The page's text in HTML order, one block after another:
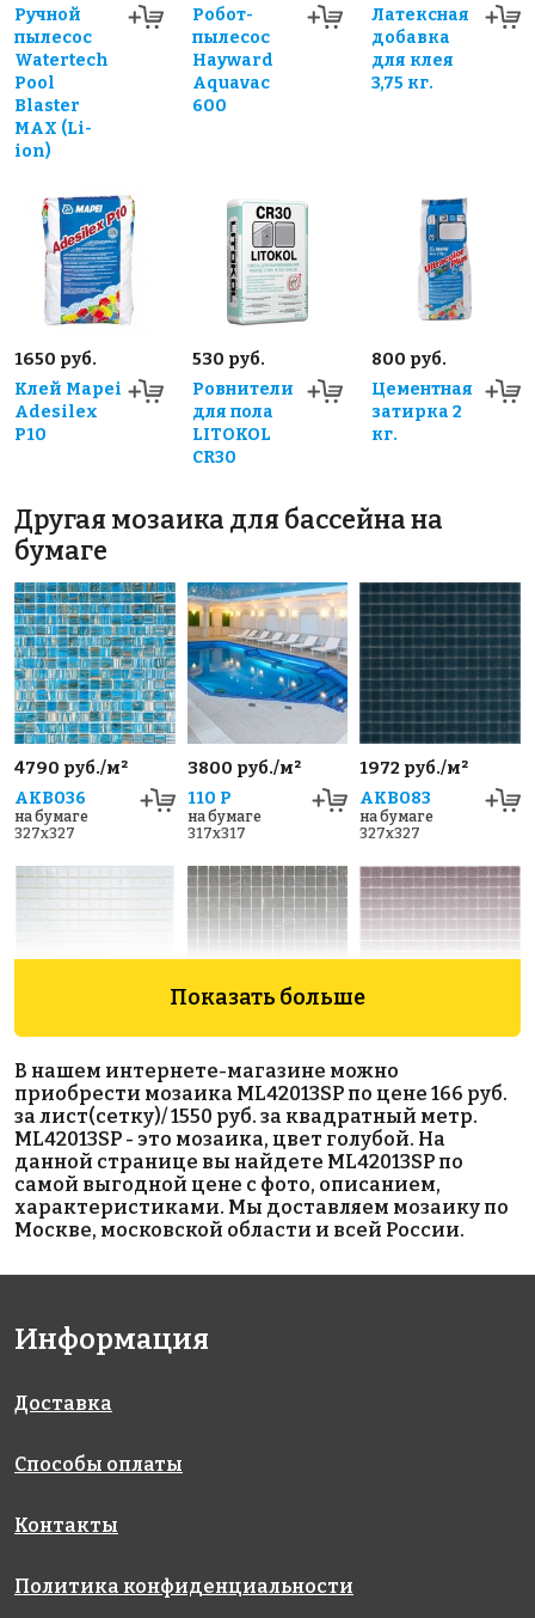
Ручной
пылесос
Watertech
Pool
Blaster
MAX (Li-
ion)
Робот-
пылесос
Hayward
Aquavac
600
Латексная
добавка
для клея
3,75 кг.
1650 руб.
Клей Mapei
Adesilex
P10
530 руб.
Ровнители
для пола
LITOKOL
CR30
800 руб.
Цементная
затирка 2
кг.
Другая мозаика для бассейна на
бумаге
4790 руб./м²
AKB036
на бумаге
327x327
3800 руб./м²
110 P
на бумаге
317x317
1972 руб./м²
AKB083
на бумаге
327x327
AKB001
на бумаге
327x327
JNJ 04.446
на бумаге
327x327
AKB076
на бумаге
327x327
5242 руб./м²
327x327
1850 руб./м²
Показать больше
В нашем интернете-магазине можно
приобрести мозаика ML42013SP по цене 166 руб.
за лист(сетку)/ 1550 руб. за квадратный метр.
ML42013SP - это мозаика, цвет голубой. На
данной странице вы найдете ML42013SP по
самой выгодной цене с фото, описанием,
характеристиками. Мы доставляем мозаику по
Москве, московской области и всей России.
Информация
Доставка
Способы оплаты
Контакты
Политика конфиденциальности